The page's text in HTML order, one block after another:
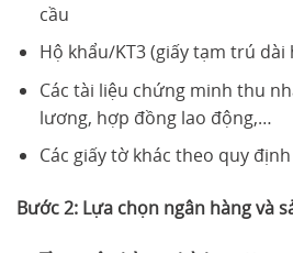
cầu
Hộ khẩu/KT3 (giấy tạm trú dài
Các tài liệu chứng minh thu
lương, hợp đồng lao động,…
Các giấy tờ khác theo quy định
Bước 2: Lựa chọn ngân hàng và